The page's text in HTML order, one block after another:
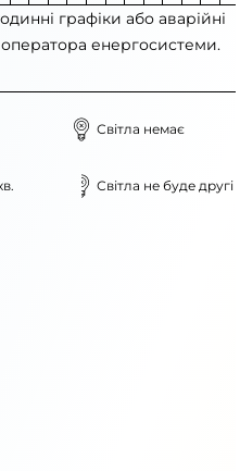
графіки або аварійні
енергосистеми.
Світла немає
Світла не буде другі